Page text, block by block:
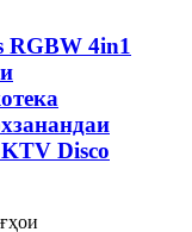
RGBW 4in1
Disco